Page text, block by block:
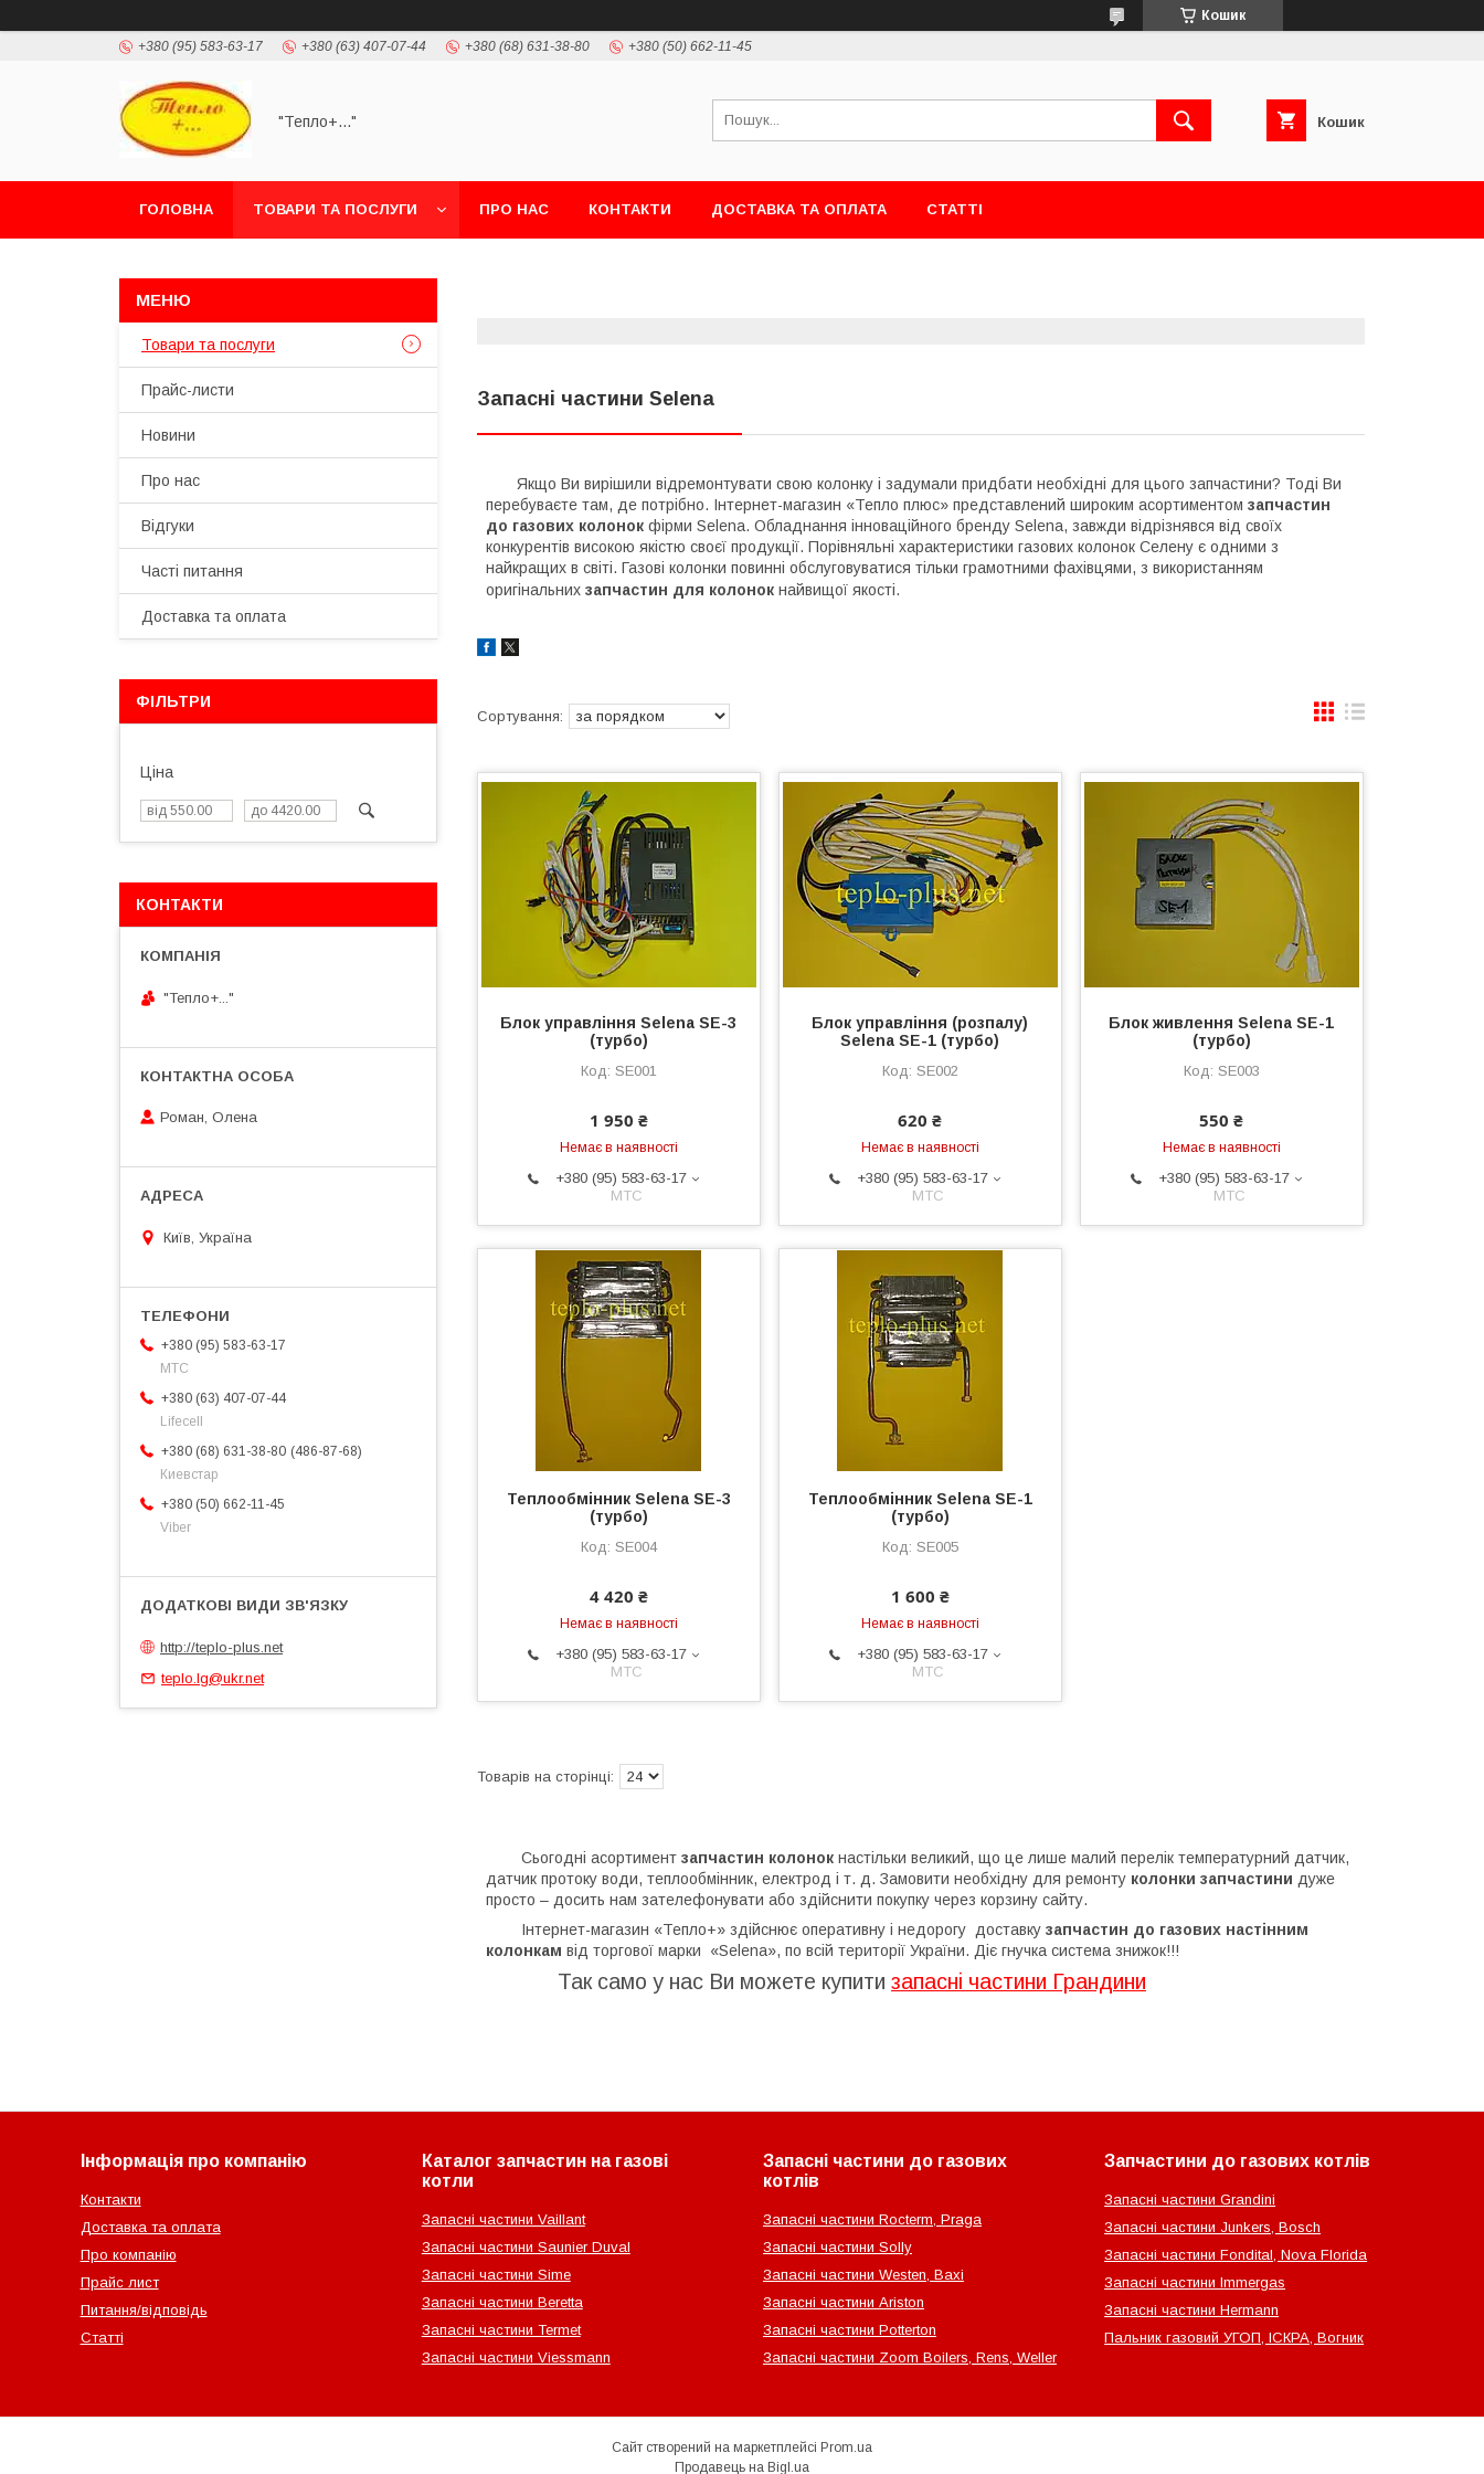
Кошик
+380 (95) 583-63-17 +380 (63) 407-07-44 +380 (68) 631-38-80 +380 (50) 662-11-45
"Тепло+..." Кошик
ГОЛОВНА ТОВАРИ ТА ПОСЛУГИ ПРО НАС КОНТАКТИ ДОСТАВКА ТА ОПЛАТА СТАТТІ
Запасні частини Selena
Якщо Ви вирішили відремонтувати свою колонку і задумали придбати необхідні для цього запчастини? Тоді Ви
перебуваєте там, де потрібно. Інтернет-магазин «Тепло плюс» представлений широким асортиментом запчастин
до газових колонок фірми Selena. Обладнання інноваційного бренду Selena, завжди відрізнявся від своїх
конкурентів високою якістю своєї продукції. Порівняльні характеристики газових колонок Селену є одними з
найкращих в світі. Газові колонки повинні обслуговуватися тільки грамотними фахівцями, з використанням
оригінальних запчастин для колонок найвищої якості.
Блок управління Selena SE-3
(турбо)
SE001
1 950 ₴
Немає в наявності
+380 (95) 583-63-17
МТС
Блок управління (розпалу)
Selena SE-1 (турбо)
SE002
620 ₴
Немає в наявності
+380 (95) 583-63-17
МТС
Блок живлення Selena SE-1
(турбо)
SE003
550 ₴
Немає в наявності
+380 (95) 583-63-17
МТС
Теплообмінник Selena SE-3
(турбо)
SE004
4 420 ₴
Немає в наявності
+380 (95) 583-63-17
МТС
Теплообмінник Selena SE-1
(турбо)
SE005
1 600 ₴
Немає в наявності
+380 (95) 583-63-17
МТС
Сьогодні асортимент запчастин колонок настільки великий, що це лише малий перелік температурний датчик,
датчик протоку води, теплообмінник, електрод і т. д. Замовити необхідну для ремонту колонки запчастини дуже
просто – досить нам зателефонувати або здійснити покупку через корзину сайту.
Інтернет-магазин «Тепло+» здійснює оперативну і недорогу доставку запчастин до газових настінним
колонкам від торгової марки «Selena», по всій території України. Діє гнучка система знижок!!!
Так само у нас Ви можете купити запасні частини Грандини
Товари та послуги
Прайс-листи
Новини
Про нас
Відгуки
Часті питання
Доставка та оплата
ФІЛЬТРИ
Ціна
КОНТАКТИ
"Тепло+..."
Роман, Олена
Київ, Україна
+380 (95) 583-63-17
МТС
+380 (63) 407-07-44
Lifecell
+380 (68) 631-38-80 486-87-68
Киевстар
+380 (50) 662-11-45
Viber
http://teplo-plus.net
teplo.lg@ukr.net
Інформація про компанію
Контакти
Доставка та оплата
Про компанію
Прайс лист
Питання/відповідь
Статті
Каталог запчастин на газові
котли
Запасні частини Vaillant
Запасні частини Saunier Duval
Запасні частини Sime
Запасні частини Beretta
Запасні частини Termet
Запасні частини Viessmann
Запасні частини до газових
котлів
Запасні частини Rocterm, Praga
Запасні частини Solly
Запасні частини Westen, Baxi
Запасні частини Ariston
Запасні частини Potterton
Запасні частини Zoom Boilers, Rens, Weller
Запчастини до газових котлів
Запасні частини Grandini
Запасні частини Junkers, Bosch
Запасні частини Fondital, Nova Florida
Запасні частини Immergas
Запасні частини Hermann
Пальник газовий УГОП, ІСКРА, Вогник
Сайт створений на маркетплейсі Prom.ua
Продавець на Bigl.ua